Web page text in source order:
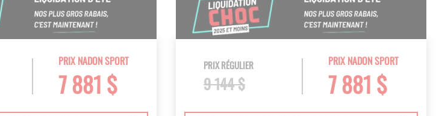
PRIX NADON SPORT
7 881 $
PRIX NADON SPORT
7 881 $
PRIX RÉGULIER
9 144 $